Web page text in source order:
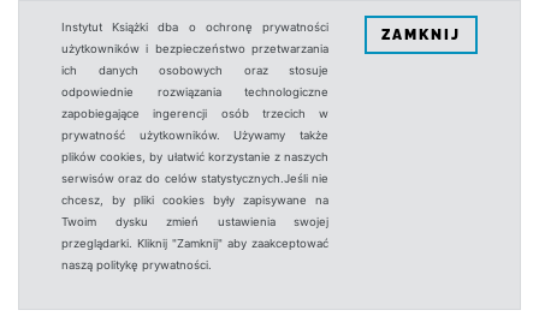
Instytut Książki dba o ochronę prywatności
użytkowników i bezpieczeństwo przetwarzania
ich danych osobowych oraz stosuje
odpowiednie rozwiązania technologiczne
zapobiegające ingerencji osób trzecich w
prywatność użytkowników. Używamy także
plików cookies, by ułatwić korzystanie z naszych
serwisów oraz do celów statystycznych.Jeśli nie
chcesz, by pliki cookies były zapisywane na
Twoim dysku zmień ustawienia swojej
przeglądarki. Kliknij "Zamknij" aby zaakceptować
naszą politykę prywatności.
ZAMKNIJ